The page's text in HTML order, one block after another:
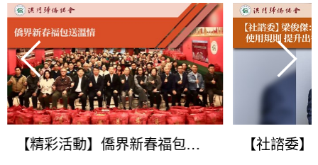
【精彩活動】僑界新春福包送溫情